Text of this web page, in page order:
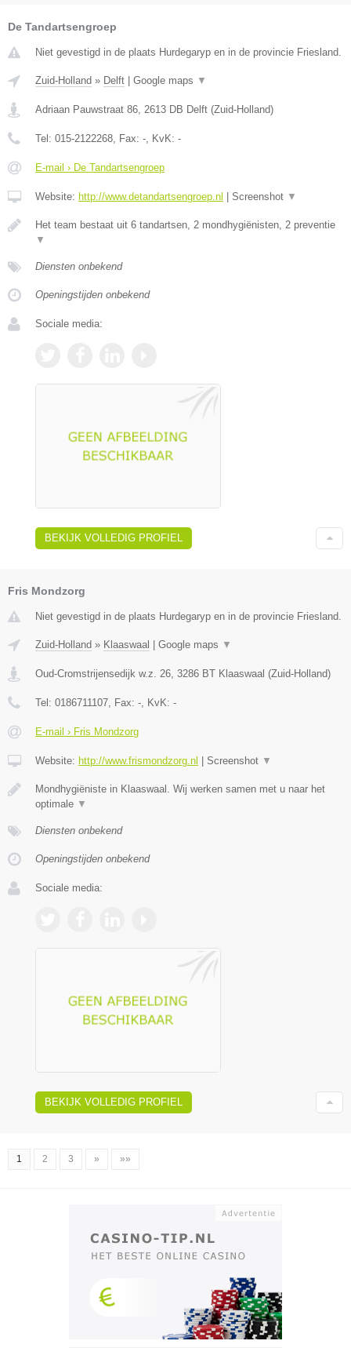
De Tandartsengroep
Niet gevestigd in de plaats Hurdegaryp en in de provincie Friesland.
Zuid-Holland » Delft Google maps ▼
Adriaan Pauwstraat 86, 2613 DB Delft (Zuid-Holland)
Tel: 015-2122268, Fax: -, KvK: -
E-mail › De Tandartsengroep
Website: http://www.detandartsengroep.nl Screenshot ▼
Het team bestaat uit 6 tandartsen, 2 mondhygiënisten, 2 preventie
▼
Diensten onbekend
Openingstijden onbekend
Sociale media:
BEKIJK VOLLEDIG PROFIEL
Fris Mondzorg
Niet gevestigd in de plaats Hurdegaryp en in de provincie Friesland.
Zuid-Holland » Klaaswaal Google maps ▼
Oud-Cromstrijensedijk w.z. 26, 3286 BT Klaaswaal (Zuid-Holland)
Tel: 0186711107, Fax: -, KvK: -
E-mail › Fris Mondzorg
Website: http://www.frismondzorg.nl Screenshot ▼
Mondhygiëniste in Klaaswaal. Wij werken samen met u naar het
optimale ▼
Diensten onbekend
Openingstijden onbekend
Sociale media:
BEKIJK VOLLEDIG PROFIEL
1 2 3 » »»